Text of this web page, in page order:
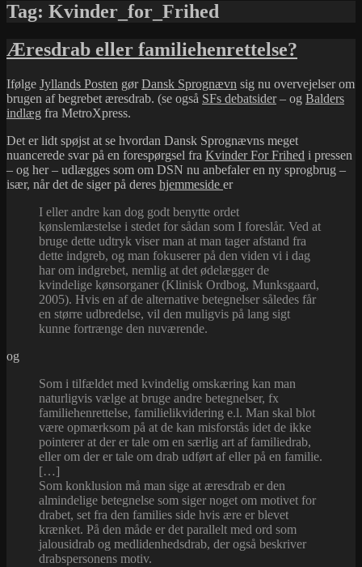
Tag: Kvinder_for_Frihed
Æresdrab eller familiehenrettelse?
Ifølge Jyllands Posten gørDansk Sprognævn sig nu overvejelser om
brugen af begrebet æresdrab. (se også SFs debatsider– og Balders
indlæg fra MetroXpress.
Det er lidt spøjst at se hvordan Dansk Sprognævns meget
nuancerede svar på en forespørgsel fra Kvinder For Frihed i pressen
– og her – udlægges som om DSN nu anbefaler en ny sprogbrug –
især, når det de siger på deres hjemmeside er
I eller andre kan dog godt benytte ordet
kønslemlæstelse i stedet for sådan som I foreslår. Ved at
bruge dette udtryk viser man at man tager afstand fra
dette indgreb, og man foku­serer på den viden vi i dag
har om indgrebet, nemlig at det øde­lægger de
kvindelige køns­organer (Klinisk Ordbog, Munksgaard,
2005). Hvis en af de alternative betegnelser således får
en større udbredelse, vil den muligvis på lang sigt
kunne fortrænge den nuværende.
og
Som i tilfældet med kvindelig omskæring kan man
naturligvis vælge at bruge andre betegnelser, fx
familiehenrettelse, familielikvidering e.l. Man skal blot
være op­mærksom på at de kan misforstås idet de ikke
pointerer at der er tale om en særlig art af familiedrab,
eller om der er tale om drab udført af eller på en familie.
[…]
Som konklusion må man sige at æresdrab er den
almindelige betegnelse som siger noget om motivet for
drabet, set fra den families side hvis ære er blevet
krænket. På den måde er det parallelt med ord som
jalousidrab og medlidenhedsdrab, der også beskriver
drabspersonens motiv.